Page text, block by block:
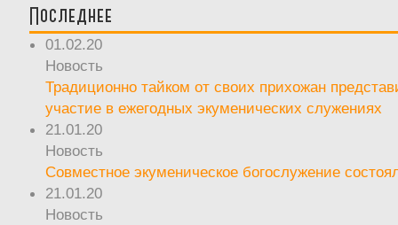
Последнее
01.02.20
Новость
Традиционно тайком от своих прихожан
участие в ежегодных экуменических служениях
21.01.20
Новость
Совместное экуменическое богослужение
21.01.20
Новость